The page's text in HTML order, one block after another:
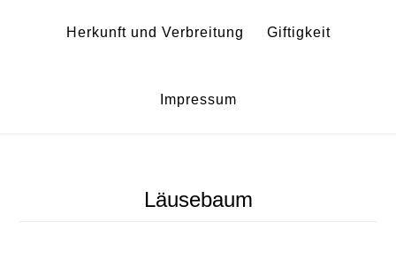
Herkunft und Verbreitung Giftigkeit
Impressum
Läusebaum